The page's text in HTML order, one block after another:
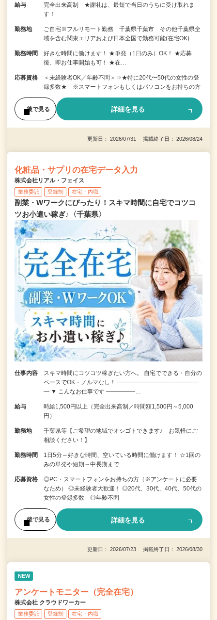
給与
完全出来高制 ★謝礼は、最短で当日のうちに受け取れま
す！
勤務地
ご自宅※フルリモート勤務 千葉県千葉市 その他千葉県全
域を含む関東エリアおよび日本全国で勤務可能(在宅OK)
勤務時間
好きな時間に働けます！ ★単発（1日のみ）OK！ ★応募
後、即お仕事開始も可！ ★在…
応募資格
＜未経験者OK／年齢不問＞⇒★特に20代〜50代の女性の登
録多数★ ※スマートフォンもしくはパソコンをお持ちの方
後で見る 詳細を見る
更新日： 2026/07/31 掲載終了日： 2026/08/24
化粧品・サプリの在宅データ入力
株式会社リアル・フェイス
業務委託 登録制 在宅・内職
副業・Wワークにぴったり！スキマ時間に自宅でコツコ
ツお小遣い稼ぎ♪〈千葉県〉
仕事内容
スキマ時間にコツコツ稼ぎたい方へ。 自宅でできる・自分の
ペースでOK・ノルマなし！ ━━━━━━━━━━━━━━
━ ▼ こんなお仕事です ━━━━━…
給与
時給1,500円以上（完全出来高制／時間額1,500円～5,000
円）
勤務地
千葉県等【ご希望の地域でオシゴトできます♪ お気軽にご
相談ください！】
勤務時間
1日5分～好きな時間、空いている時間に働けます！ ☆1回の
みの単発や短期～中長期まで…
応募資格
◎PC・スマートフォンをお持ちの方（※アンケートに必要
なため） ◎未経験者大歓迎！ ◎20代、30代、40代、50代の
女性の登録多数 ◎年齢不問
後で見る 詳細を見る
更新日： 2026/07/23 掲載終了日： 2026/08/30
NEW
アンケートモニター（完全在宅）
株式会社 クラウドワーカー
業務委託 登録制 在宅・内職